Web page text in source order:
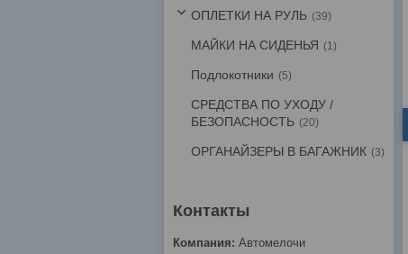
ОПЛЕТКИ НА РУЛЬ 39
МАЙКИ НА СИДЕНЬЯ 1
Подлокотники 5
СРЕДСТВА ПО УХОДУ /
БЕЗОПАСНОСТЬ
20
ОРГАНАЙЗЕРЫ В БАГАЖНИК 3
Автомелочи